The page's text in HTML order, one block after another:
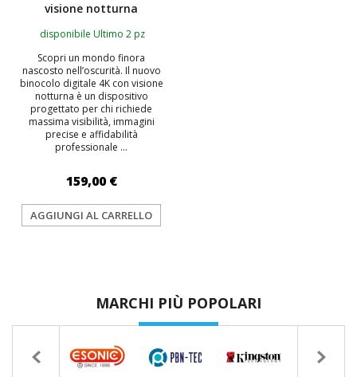
visione notturna
disponibile Ultimo 2 pz
Scopri un mondo finora
nascosto nell’oscurità. Il nuovo
binocolo digitale 4K con visione
notturna è un dispositivo
progettato per chi richiede
massima visibilità, immagini
precise e affidabilità
professionale ...
159,00 €
AGGIUNGI AL CARRELLO
MARCHI PIÙ POPOLARI